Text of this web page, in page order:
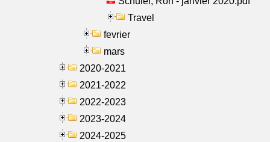
Travel
fevrier
mars
2020-2021
2021-2022
2022-2023
2023-2024
2024-2025